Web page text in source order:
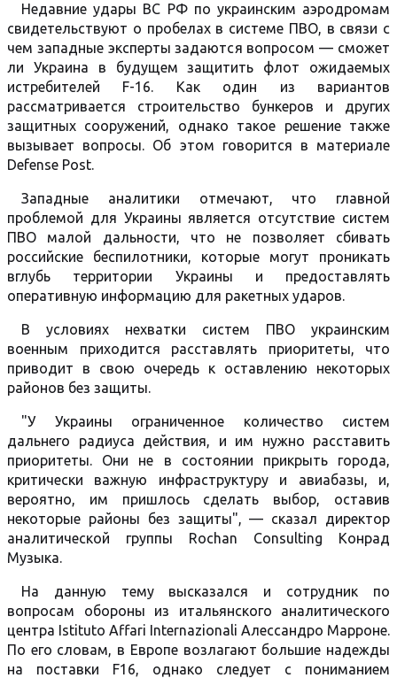
Недавние удары ВС РФ по украинским аэродромам
свидетельствуют о пробелах в системе ПВО, в связи с
чем западные эксперты задаются вопросом — сможет
ли Украина в будущем защитить флот ожидаемых
истребителей F-16. Как один из вариантов
рассматривается строительство бункеров и других
защитных сооружений, однако такое решение также
вызывает вопросы. Об этом говорится в материале
Defense Post.
Западные аналитики отмечают, что главной
проблемой для Украины является отсутствие систем
ПВО малой дальности, что не позволяет сбивать
российские беспилотники, которые могут проникать
вглубь территории Украины и предоставлять
оперативную информацию для ракетных ударов.
В условиях нехватки систем ПВО украинским
военным приходится расставлять приоритеты, что
приводит в свою очередь к оставлению некоторых
районов без защиты.
"У Украины ограниченное количество систем
дальнего радиуса действия, и им нужно расставить
приоритеты. Они не в состоянии прикрыть города,
критически важную инфраструктуру и авиабазы, и,
вероятно, им пришлось сделать выбор, оставив
некоторые районы без защиты", — сказал директор
аналитической группы Rochan Consulting Конрад
Музыка.
На данную тему высказался и сотрудник по
вопросам обороны из итальянского аналитического
центра Istituto Affari Internazionali Алессандро Марроне.
По его словам, в Европе возлагают большие надежды
на поставки F16, однако следует с пониманием